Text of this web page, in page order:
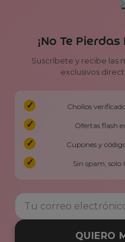
¡No Te
Suscríbete y recibe las
exclusivos
Chollos
Ofertas flash
Cupones y
Sin spam, solo
QUIERO